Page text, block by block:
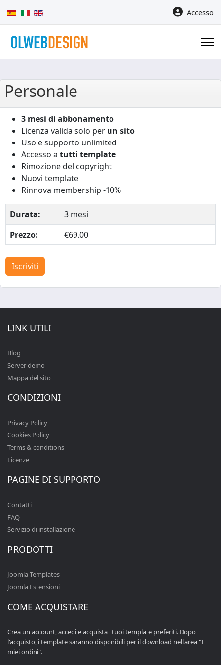
Seleziona la tua lingua Accesso
Personale
3 mesi di abbonamento
Licenza valida solo per un sito
Uso e supporto unlimited
Accesso a tutti template
Rimozione del copyright
Nuovi template
Rinnova membership -10%
Durata:
3 mesi
Prezzo:
€69.00
Iscriviti
LINK UTILI
Blog
Server demo
Mappa del sito
CONDIZIONI
Privacy Policy
Cookies Policy
Terms & conditions
Licenze
PAGINE DI SUPPORTO
Contatti
FAQ
Servizio di installazione
PRODOTTI
Joomla Templates
Joomla Estensioni
COME ACQUISTARE
Crea un account, accedi e acquista i tuoi template preferiti. Dopo
l'acquisto, i template saranno disponibili per il download nell'area "I
miei ordini".